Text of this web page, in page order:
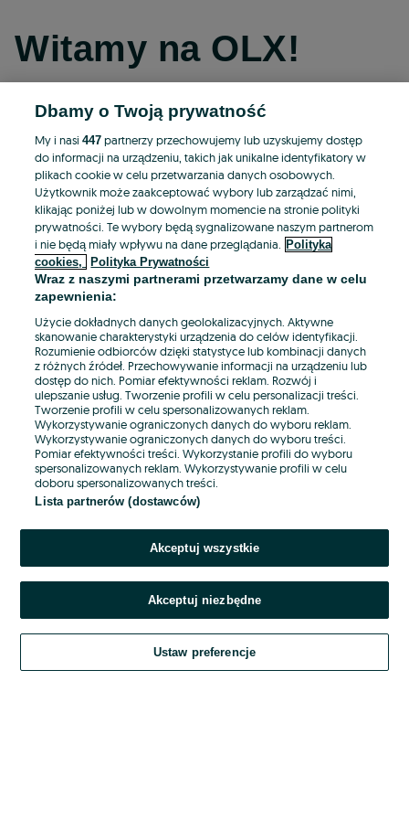
Witamy na OLX!
Kontynuuj przez Facebooka
Kontynuuj przez konto Apple
Kontynuuj przez konto Google
LUB
E-mail
Hasło
Nie pamiętasz hasła?
Zaloguj się
Kontynuując za pośrednictwem jednego z dostawców wskazanych powyżej,
Regulamin serwisu OLX.pl w jego aktualnym brzmieniu.
Dbamy o Twoją prywatność
My i nasi447 partnerzy przechowujemy lub uzyskujemy dostęp
do informacji na urządzeniu, takich jak unikalne identyfikatory w
plikach cookie w celu przetwarzania danych osobowych.
Użytkownik może zaakceptować wybory lub zarządzać nimi,
klikając poniżej lub w dowolnym momencie na stronie polityki
prywatności. Te wybory będą sygnalizowane naszym partnerom
i nie będą miały wpływu na dane przeglądania.
Polityka
cookies,
Polityka Prywatności
Wraz z naszymi partnerami przetwarzamy dane w celu
zapewnienia:
Użycie dokładnych danych geolokalizacyjnych. Aktywne
skanowanie charakterystyki urządzenia do celów identyfikacji.
Rozumienie odbiorców dzięki statystyce lub kombinacji danych
z różnych źródeł. Przechowywanie informacji na urządzeniu lub
dostęp do nich. Pomiar efektywności reklam. Rozwój i
ulepszanie usług. Tworzenie profili w celu personalizacji treści.
Tworzenie profili w celu spersonalizowanych reklam.
Wykorzystywanie ograniczonych danych do wyboru reklam.
Wykorzystywanie ograniczonych danych do wyboru treści.
Pomiar efektywności treści. Wykorzystanie profili do wyboru
spersonalizowanych reklam. Wykorzystywanie profili w celu
doboru spersonalizowanych treści.
Lista partnerów (dostawców)
Akceptuj wszystkie
Akceptuj niezbędne
Ustaw preferencje